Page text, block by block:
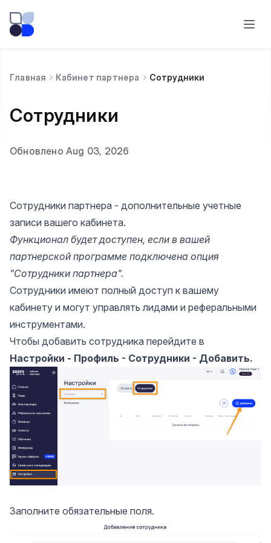
Главная Кабинет партнера Сотрудники
Сотрудники
Обновлено Aug 03, 2026
Сотрудники партнера - дополнительные учетные
записи вашего кабинета.
Функционал будет доступен, если в вашей
партнерской программе подключена опция
"Сотрудники партнера".
Сотрудники имеют полный доступ к вашему
кабинету и могут управлять лидами и реферальными
инструментами.
Чтобы добавить сотрудника перейдите в
Настройки - Профиль - Сотрудники - Добавить.
Заполните обязательные поля.